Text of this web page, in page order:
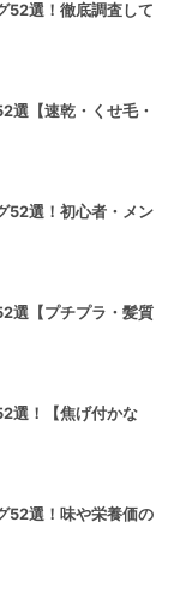
52選！徹底調査して
選【速乾・くせ毛・
52選！初心者・メン
選【プチプラ・髪質
選！【焦げ付かな
52選！味や栄養価の